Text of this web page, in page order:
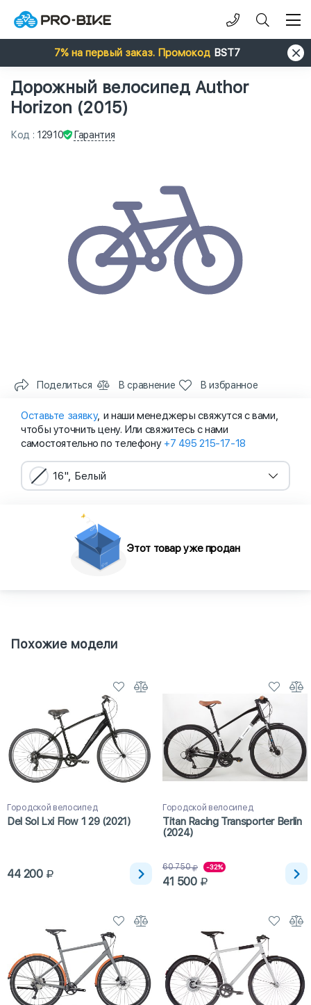
7% на первый заказ. Промокод BST7
Дорожный велосипед Author
Horizon (2015)
Код : 12910 Гарантия
Поделиться В сравнение В избранное
Оставьте заявку, и наши менеджеры свяжутся с вами,
чтобы уточнить цену. Или свяжитесь с нами
самостоятельно по телефону +7 495 215-17-18
16", Белый
Этот товар уже продан
Похожие модели
Городской велосипед
Del Sol Lxi Flow 1 29 (2021)
44 200
Городской велосипед
Titan Racing Transporter Berlin
(2024)
60 750 -32%
41 500